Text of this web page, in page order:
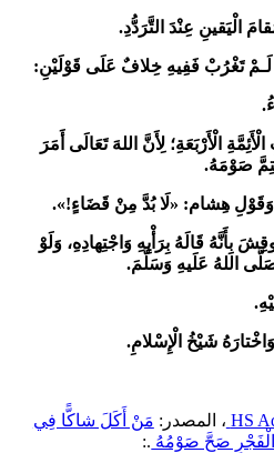
الْيَقينِ عِنْدَ التَّرَدُّدِ.
تَغْرُبْ فَفِيهِ خِلافٌ عَلَى قَوْلَيْنِ:
الْأَرْبَعَةِ؛ لِأَنَّ اللهَ تَعَالَى أَمَرَ
صَوْمَهُ.
وَقَوْلِ هِشام: «لَا بُدَّ مِنْ قَضَاءٍ!».
بِأَنَّهُ قَالَهُ بِرَأْيِهِ وَاجْتِهادِهِ، وَلَوْ
صَلَّى اللهُ عَلَيهِ وَسَلَّمَ.
شَيْخُ الْإِسْلامِ.
HS ، المصدر: مَنْ أَكَلَ شاكًّا فِي
صَحَّ صَوْمُهُ .: